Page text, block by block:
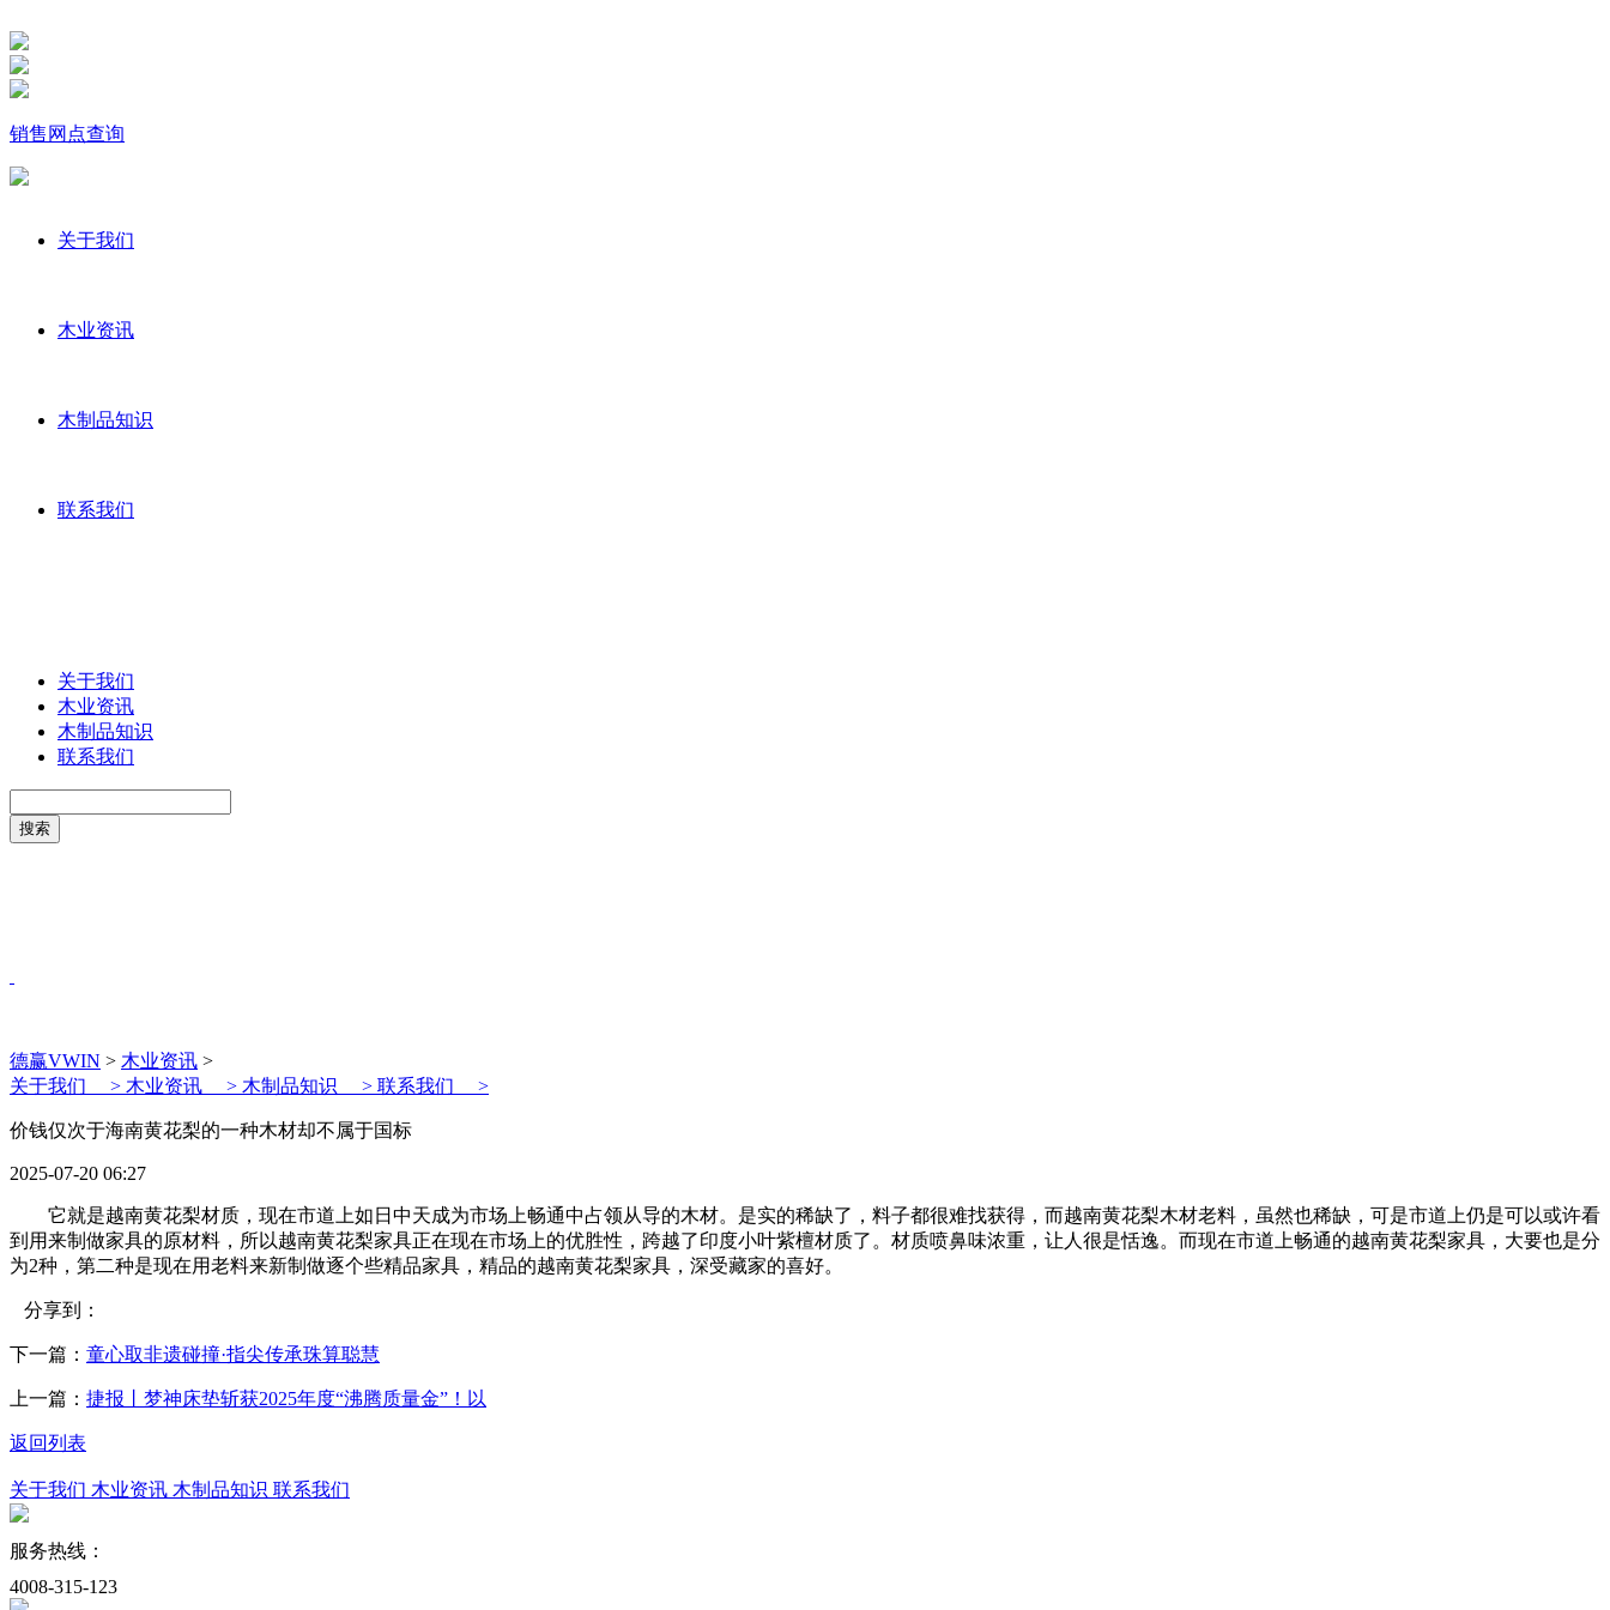
销售网点查询
关于我们
木业资讯
木制品知识
联系我们
关于我们
木业资讯
木制品知识
联系我们
德赢VWIN > 木业资讯 >
关于我们 > 木业资讯 > 木制品知识 > 联系我们 >
价钱仅次于海南黄花梨的一种木材却不属于国标
2025-07-20 06:27
它就是越南黄花梨材质，现在市道上如日中天成为市场上畅通中占领从导的木材。是实的稀缺了，料子都很难找获得，而越南黄花梨木材老料，虽然也稀缺，可是市道上仍是可以或许看
到用来制做家具的原材料，所以越南黄花梨家具正在现在市场上的优胜性，跨越了印度小叶紫檀材质了。材质喷鼻味浓重，让人很是恬逸。而现在市道上畅通的越南黄花梨家具，大要也是分
为2种，第二种是现在用老料来新制做逐个些精品家具，精品的越南黄花梨家具，深受藏家的喜好。
分享到：
下一篇： 童心取非遗碰撞·指尖传承珠算聪慧
上一篇： 捷报丨梦神床垫斩获2025年度“沸腾质量金”！以
返回列表
关于我们 木业资讯 木制品知识 联系我们
服务热线：
4008-315-123